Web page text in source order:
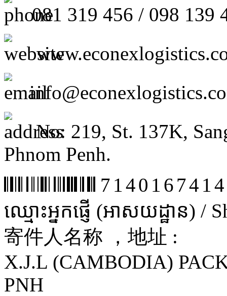
081 319 456 / 098 139
No: 219, St. 137K,
Phnom Penh.
7140167414
ឈ្មោះអ្នកផ្ញើ (អាសយដ្ឋាន) /
寄件人名称 ，地址 :
X.J.L (CAMBODIA)
PNH